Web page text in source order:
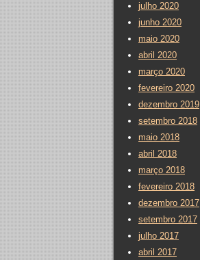
julho 2020
junho 2020
maio 2020
abril 2020
março 2020
fevereiro 2020
dezembro 2019
setembro 2018
maio 2018
abril 2018
março 2018
fevereiro 2018
dezembro 2017
setembro 2017
julho 2017
abril 2017